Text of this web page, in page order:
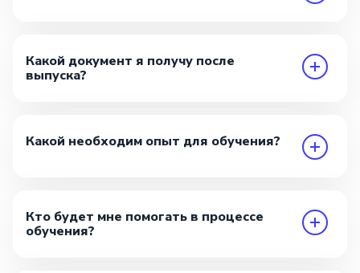
Какой документ я получу после
выпуска?
Какой необходим опыт для обучения?
Кто будет мне помогать в процессе
обучения?